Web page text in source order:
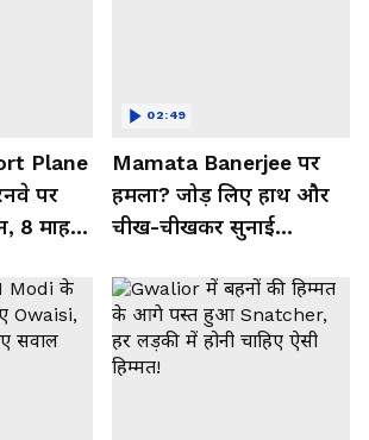
Plane
पर
8 माह में
Mamata Banerjee पर
हमला? जोड़ लिए हाथ और
चीख-चीखकर सुनाई
02:49